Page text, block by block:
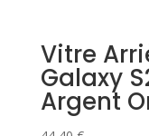
Vitre
Galaxy
Argent